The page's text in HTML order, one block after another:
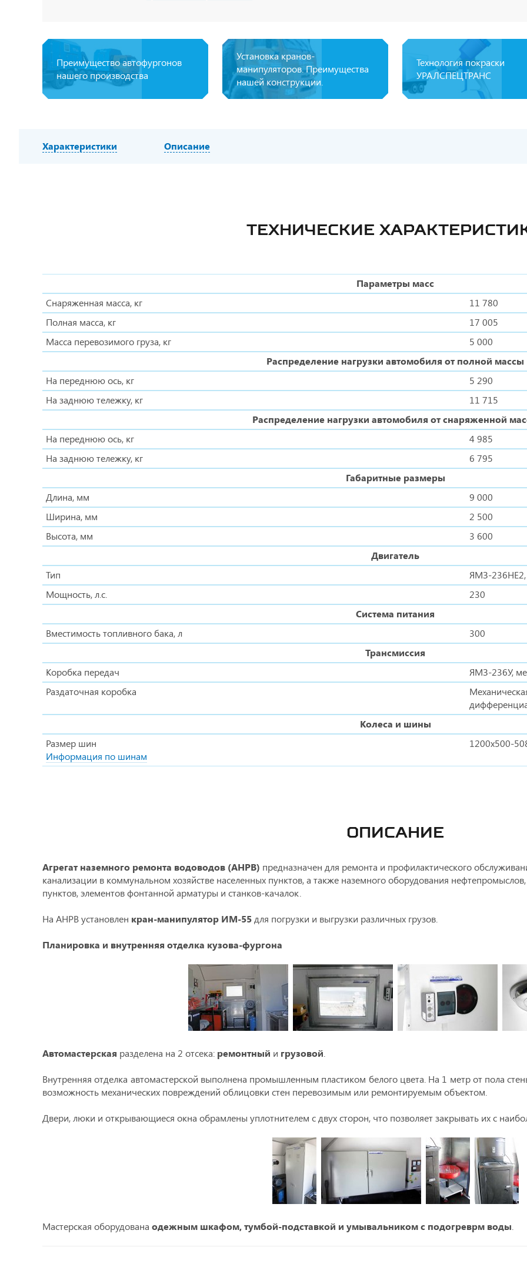
Преимущество автофургонов
нашего производства
Установка кранов-
манипуляторов. Преимущества
нашей конструкции.
Технология покраски
УРАЛСПЕЦТРАНС
Характеристики Описание
ТЕХНИЧЕСКИЕ
Параметры масс
Снаряженная масса, кг
11 780
Полная масса, кг
17 005
Масса перевозимого груза, кг
5 000
Распределение нагрузки автомобиля от полной массы
На переднюю ось, кг
5 290
На заднюю тележку, кг
11 715
Распределение нагрузки автомобиля от снаряженной
На переднюю ось, кг
4 985
На заднюю тележку, кг
6 795
Габаритные размеры
Длина, мм
9 000
Ширина, мм
2 500
Высота, мм
3 600
Двигатель
Тип
ЯМЗ-236НЕ2,
Мощность, л.с.
230
Система питания
Вместимость топливного бака, л
300
Трансмиссия
Коробка передач
ЯМЗ-236У,
Раздаточная коробка
Колеса и шины
Размер шин
Информация по шинам
1200х500-
ОПИСАНИЕ
Агрегат наземного ремонта водоводов (АНРВ) предназначен для ремонта и профилактического
канализации в коммунальном хозяйстве населенных пунктов, а также наземного оборудования
пунктов, элементов фонтанной арматуры и станков-качалок.
На АНРВ установлен кран-манипулятор ИМ-55 для погрузки и выгрузки различных грузов.
Планировка и внутренняя отделка кузова-фургона
Автомастерская разделена на 2 отсека: ремонтный и грузовой
Внутренняя отделка автомастерской выполнена промышленным пластиком белого цвета. На 1 метр от пола
возможность механических повреждений облицовки стен перевозимым или ремонтируемым объектом.
Двери, люки и открывающиеся окна обрамлены уплотнителем с двух сторон, что позволяет закрывать их с
Мастерская оборудована одежным шкафом, тумбой-подставкой и умывальником с подогреврм воды